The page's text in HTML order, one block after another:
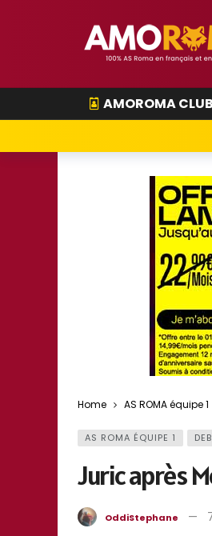
AMOROMA CLUB
Home AS ROMA équipe 1
AS ROMA ÉQUIPE 1
Juric après
OddiStephane